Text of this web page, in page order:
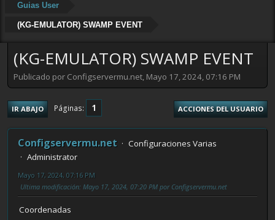
Guias User
(KG-EMULATOR) SWAMP EVENT
(KG-EMULATOR) SWAMP EVENT
Publicado por Configservermu.net, Mayo 17, 2024, 07:16 PM
IR ABAJO Páginas 1 ACCIONES DEL USUARIO
Configservermu.net
Configuraciones Varias
Administrator
Mayo 17, 2024, 07:16 PM
Ultima modificación: Mayo 17, 2024, 07:20 PM por Configservermu.net
Coordenadas